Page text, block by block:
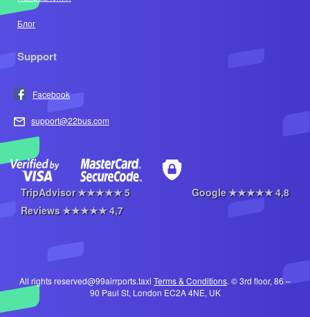
Блог
Support
Facebook
support@22bus.com
TripAdvisor ★★★★★5 Google ★★★★★4,8
Reviews ★★★★★4,7
All rights reserved@99airrports.taxi Terms & Conditions. © 3rd floor, 86 –
90 Paul St, London EC2A 4NE, UK